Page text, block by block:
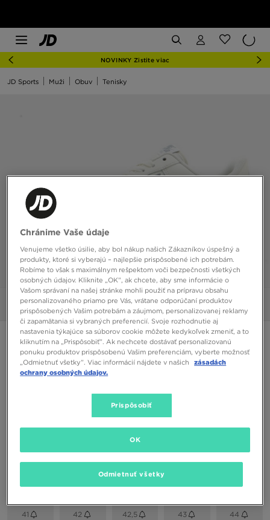
NOVINKY Zistite viac
JD Sports Muži Obuv Tenisky
Obrázky 360°
ONLY AT JD
NIKE AIR FORCE 1 '07
41 42 42,5 43 44
Chránime Vaše údaje
Venujeme všetko úsilie, aby bol nákup našich Zákazníkov úspešný a
produkty, ktoré si vyberajú – najlepšie prispôsobené ich potrebám.
Robíme to však s maximálnym rešpektom voči bezpečnosti všetkých
osobných údajov. Kliknite „OK”, ak chcete, aby sme informácie o
Vašom správaní na našej stránke mohli použiť na prípravu obsahu
personalizovaného priamo pre Vás, vrátane odporúčaní produktov
prispôsobených Vašim potrebám a záujmom, personalizovanej reklamy
či zapamätania si vybraných preferencií. Svoje rozhodnutie aj
nastavenia týkajúce sa súborov cookie môžete kedykoľvek zmeniť, a to
kliknutím na „Prispôsobiť”. Ak nechcete dostávať personalizovanú
ponuku produktov prispôsobenú Vašim preferenciám, vyberte možnosť
„Odmietnuť všetky”. Viac informácií nájdete v našich
zásadách
ochrany osobných údajov.
Prispôsobiť
Odmietnuť všetky
OK